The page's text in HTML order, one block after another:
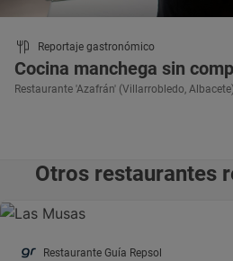
Reportaje gastronómico
Cocina manchega sin
Restaurante 'Azafrán' (Villarrobledo, Albacete)
Otros restaurantes
Restaurante Guía Repsol